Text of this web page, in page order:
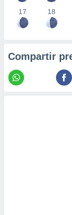
17 18
Compartir